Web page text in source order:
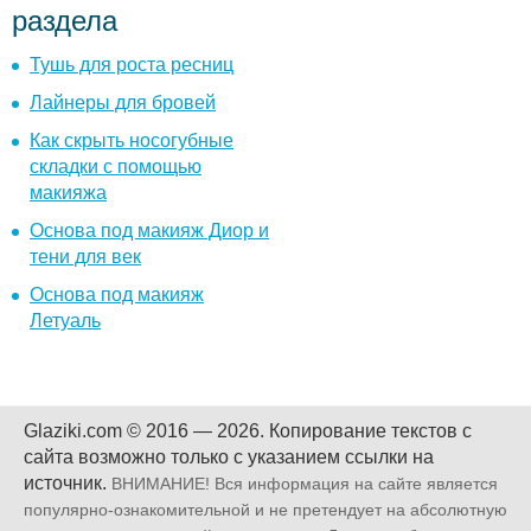
раздела
Тушь для роста ресниц
Лайнеры для бровей
Как скрыть носогубные
складки с помощью
макияжа
Основа под макияж Диор и
тени для век
Основа под макияж
Летуаль
Glaziki.com © 2016 — 2026. Копирование текстов с
сайта возможно только с указанием ссылки на
источник. ВНИМАНИЕ! Вся информация на сайте является
популярно-ознакомительной и не претендует на абсолютную